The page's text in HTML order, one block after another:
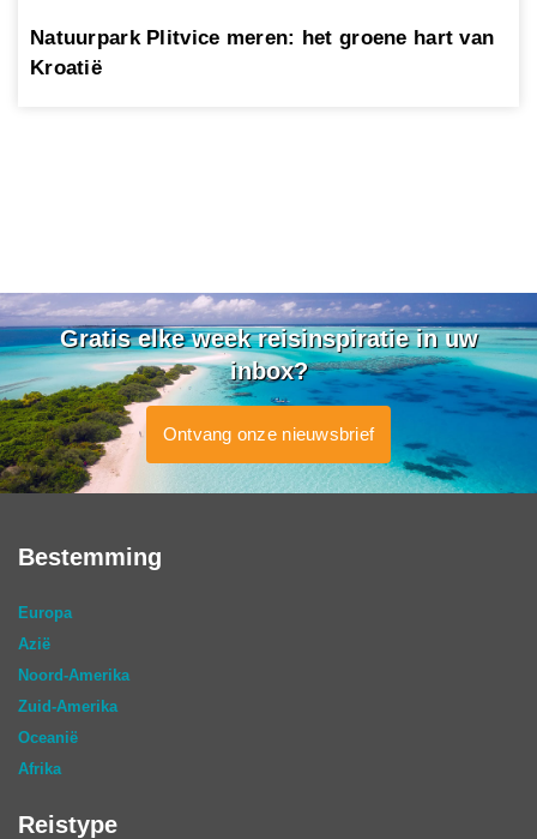
Natuurpark Plitvice meren: het groene hart van
Kroatië
Gratis elke week reisinspiratie in uw
inbox?
Ontvang onze nieuwsbrief
Bestemming
Europa
Azië
Noord-Amerika
Zuid-Amerika
Oceanië
Afrika
Reistype